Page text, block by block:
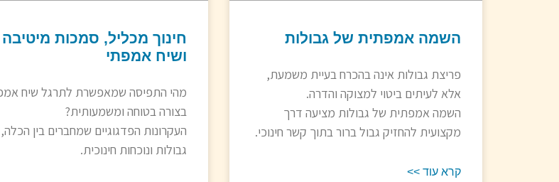
השמה אמפתית של גבולות
פריצת גבולות אינה בהכרח בעיית משמעת,
אלא לעיתים ביטוי למצוקה והדרה.
השמה אמפתית של גבולות מציעה דרך
מקצועית להחזיק גבול ברור בתוך קשר חינוכי.
קרא עוד >>
חינוך מכליל, סמכות מיטיבה
ושיח אמפתי
מהי התפיסה שמאפשרת לתרגל שיח
בצורה בטוחה ומשמעותית?
העקרונות הפדגוגיים שמחברים בין הכלה,
גבולות ונוכחות חינוכית.